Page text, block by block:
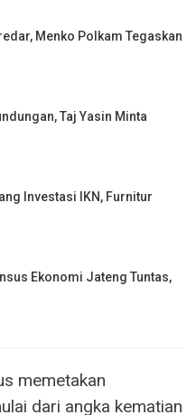
Menko Polkam Tegaskan
Taj Yasin Minta
Investasi IKN, Furnitur
Ekonomi Jateng Tuntas,
memetakan
dari angka kematian